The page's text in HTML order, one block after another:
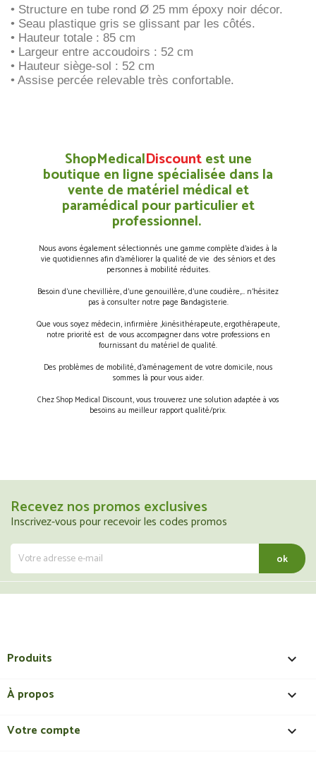
• Structure en tube rond Ø 25 mm époxy noir décor.
• Seau plastique gris se glissant par les côtés.
• Hauteur totale : 85 cm
• Largeur entre accoudoirs : 52 cm
• Hauteur siège-sol : 52 cm
• Assise percée relevable très confortable.
ShopMedicalDiscountest une
boutique en ligne spécialisée dans la
vente de matériel médical et
paramédical pour particulier et
professionnel.
Nous avons également sélectionnés une gamme complète d’aides à la
vie quotidiennes afin d’améliorer la qualité de vie des séniors et des
personnes à mobilité réduites.
Besoin d’une chevillière, d’une genouillère, d’une coudière,… n’hésitez
pas à consulter notre page Bandagisterie.
Que vous soyez médecin, infirmière ,kinésithérapeute, ergothérapeute,
notre priorité est de vous accompagner dans votre professions en
fournissant du matériel de qualité.
Des problèmes de mobilité, d’aménagement de votre domicile, nous
sommes là pour vous aider.
Chez Shop Medical Discount, vous trouverez une solution adaptée à vos
besoins au meilleur rapport qualité/prix.
Recevez nos promos exclusives
Inscrivez-vous pour recevoir les codes promos
Produits 
À propos 
Votre compte 